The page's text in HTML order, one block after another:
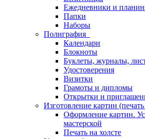
Ежедневники и
Папки
Наборы
Полиграфия
Календари
Блокноты
Буклеты, журналы,
Удостоверения
Визитки
Грамоты и дипломы
Открытки и
Изготовление картин
Оформление картин.
мастерской
Печать на холсте